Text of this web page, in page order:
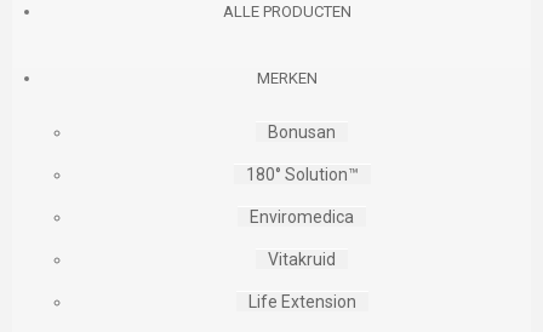
ALLE PRODUCTEN
MERKEN
Bonusan
180° Solution™
Enviromedica
Vitakruid
Life Extension